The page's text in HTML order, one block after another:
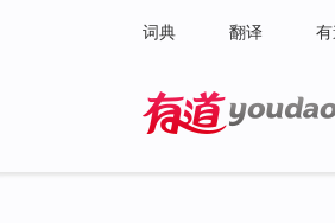
词典 翻译